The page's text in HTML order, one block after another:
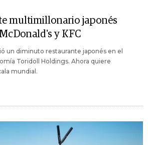
multimillonario japonés
y KFC
un diminuto restaurante japonés en el
Toridoll Holdings. Ahora quiere
mundial.